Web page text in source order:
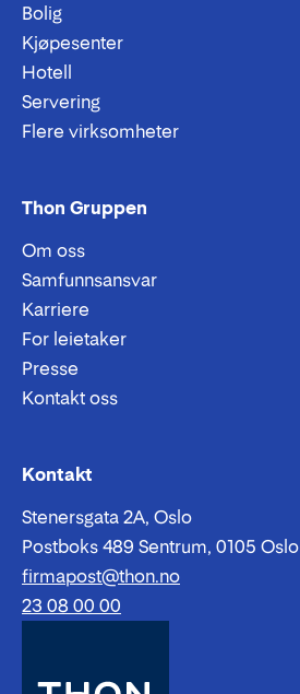
Bolig
Kjøpesenter
Hotell
Servering
Flere virksomheter
Thon Gruppen
Om oss
Samfunnsansvar
Karriere
For leietaker
Presse
Kontakt oss
Kontakt
Stenersgata 2A, Oslo
Postboks 489 Sentrum, 0105 Oslo
Epost:
firmapost@thon.no
Telefon:
23 08 00 00